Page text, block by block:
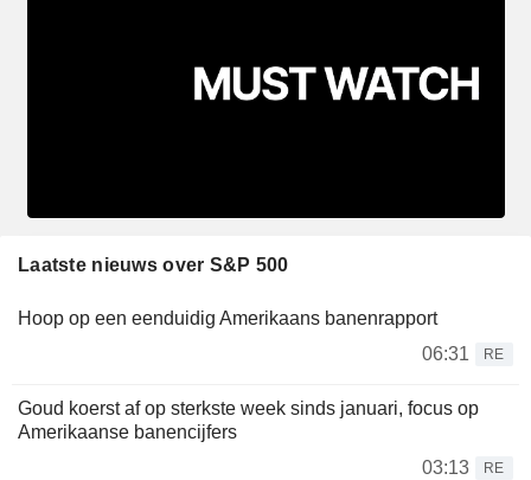
Laatste nieuws over S&P 500
Hoop op een eenduidig Amerikaans banenrapport
06:31
RE
Goud koerst af op sterkste week sinds januari, focus op
Amerikaanse banencijfers
03:13
RE